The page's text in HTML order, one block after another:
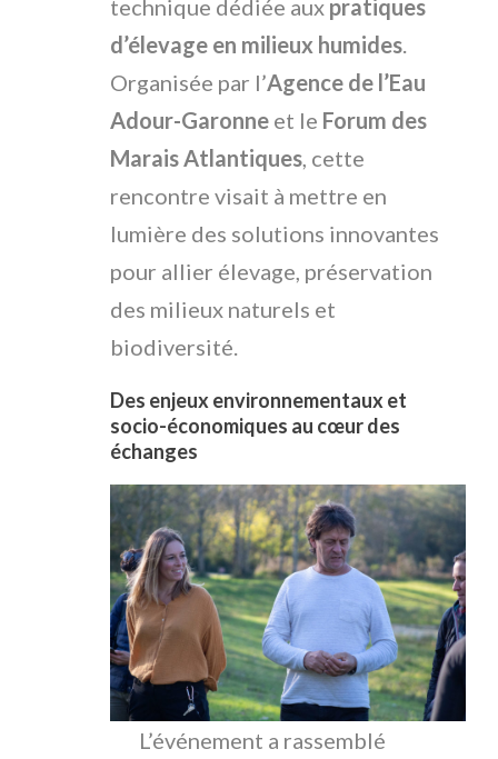
technique dédiée aux pratiques
d’élevage en milieux humides.
Organisée par l’Agence de l’Eau
Adour-Garonne et le Forum des
Marais Atlantiques, cette
rencontre visait à mettre en
lumière des solutions innovantes
pour allier élevage, préservation
des milieux naturels et
biodiversité.
Des enjeux environnementaux et
socio-économiques au cœur des
échanges
L’événement a rassemblé